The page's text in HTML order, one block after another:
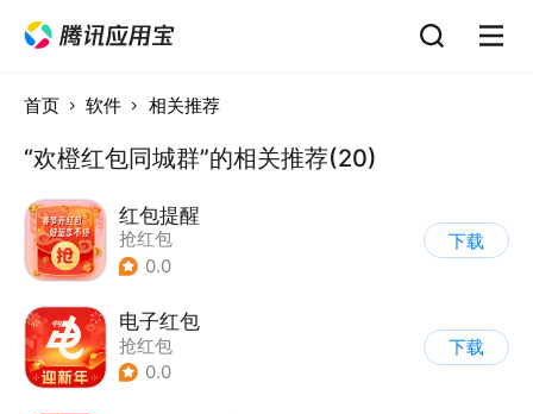
首页 软件 相关推荐
“欢橙红包同城群”的相关推荐(20)
红包提醒
抢红包
0.0
下载
电子红包
抢红包
0.0
下载